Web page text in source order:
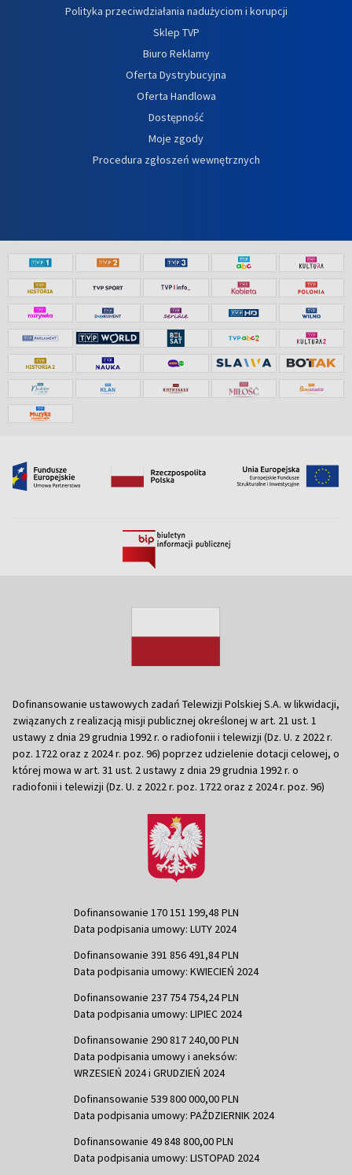
Polityka przeciwdziałania nadużyciom i korupcji
Sklep TVP
Biuro Reklamy
Oferta Dystrybucyjna
Oferta Handlowa
Dostępność
Moje zgody
Procedura zgłoszeń wewnętrznych
Dofinansowanie ustawowych zadań Telewizji Polskiej S.A. w likwidacji,
związanych z realizacją misji publicznej określonej w art. 21 ust. 1
ustawy z dnia 29 grudnia 1992 r. o radiofonii i telewizji (Dz. U. z 2022 r.
poz. 1722 oraz z 2024 r. poz. 96) poprzez udzielenie dotacji celowej, o
której mowa w art. 31 ust. 2 ustawy z dnia 29 grudnia 1992 r. o
radiofonii i telewizji (Dz. U. z 2022 r. poz. 1722 oraz z 2024 r. poz. 96)
Dofinansowanie 170 151 199,48 PLN
Data podpisania umowy: LUTY 2024
Dofinansowanie 391 856 491,84 PLN
Data podpisania umowy: KWIECIEŃ 2024
Dofinansowanie 237 754 754,24 PLN
Data podpisania umowy: LIPIEC 2024
Dofinansowanie 290 817 240,00 PLN
Data podpisania umowy i aneksów:
WRZESIEŃ 2024 i GRUDZIEŃ 2024
Dofinansowanie 539 800 000,00 PLN
Data podpisania umowy: PAŹDZIERNIK 2024
Dofinansowanie 49 848 800,00 PLN
Data podpisania umowy: LISTOPAD 2024